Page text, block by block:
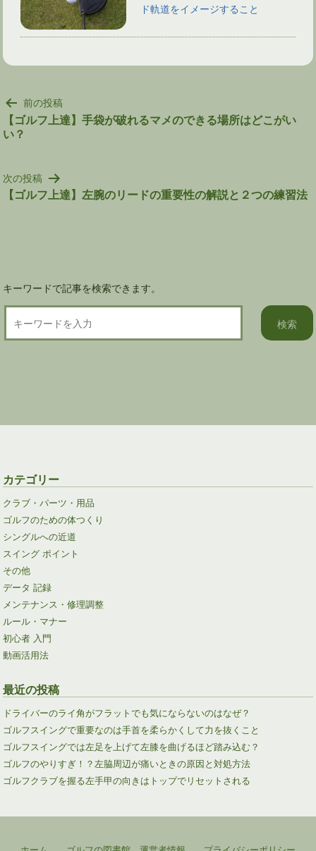
ド軌道をイメージすること
投
稿
ナ
ゲ
ー
シ
前の投稿
【ゴルフ上達】手袋が破れるマメのできる場所はどこがい
い？
次の投稿
【ゴルフ上達】左腕のリードの重要性の解説と２つの練習法
キーワードで記事を検索できます。
カテゴリー
クラブ・パーツ・用品
ゴルフのための体つくり
シングルへの近道
スイング ポイント
その他
データ 記録
メンテナンス・修理調整
ルール・マナー
初心者 入門
動画活用法
最近の投稿
ドライバーのライ角がフラットでも気にならないのはなぜ？
ゴルフスイングで重要なのは手首を柔らかくして力を抜くこと
ゴルフスイングでは左足を上げて左膝を曲げるほど踏み込む？
ゴルフのやりすぎ！？左脇周辺が痛いときの原因と対処方法
ゴルフクラブを握る左手甲の向きはトップでリセットされる